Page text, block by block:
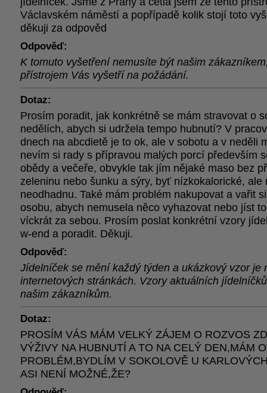
Václavském náměstí a popřípadě kolik stojí toto
děkuji za odpověd
Odpověď:
K tomuto vyšetření nemusíte být našim
přístrojem Vás vyšetří na požádání.
Dotaz:
Prosím poradit, jak konkrétně se mám stravovat o
nedělích, abych si udržela tempo hubnutí? V
dnech na abcdietě je to ok, ale v sobotu a v neděli
nevím si rady s přípravou malých porcí především
obědy a večeře, obvykle tak jím nějaké maso bez
zeleninu nebo šunku a sýry, byť nízkokalorické, ale
neodhadnu. Také mám problém nakupovat a vařit
osobu, abych nemusela něco vyhazovat nebo jíst
víckrát za sebou. Prosím poslat konkrétní vzory
w-end a poradit. Děkuji.
Odpověď:
Jídelníček se mění každý týden a ukázkový vzor je
internetových stránkách. Vzory aktuálních
našim zákazníkům.
Dotaz:
PROSÍM VÁS MÁM VELKÝ ZÁJEM O ROZVOS
VÝŽIVY NA HUBNUTÍ A TO NA CELÝ DEN,MÁM
PROBLÉM,BYDLÍM V SOKOLOVĚ U
ASI NENÍ MOŽNÉ,ŽE?